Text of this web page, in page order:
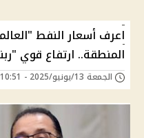
اعرف أسعار النفط
المنطقة.. ارتفاع قوي
الجمعة 13/يونيو/2025 - 10:51 م